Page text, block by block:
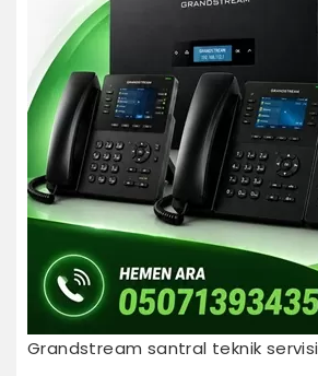
Grandstream santral teknik servisi